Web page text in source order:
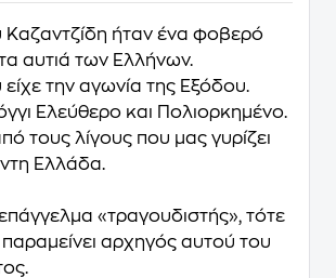
ήταν ένα φοβερό
αυτιά των Ελλήνων.
την αγωνία της Εξόδου.
Ελεύθερο και Πολιορκημένο.
τους λίγους που μας γυρίζει
Ελλάδα.
«τραγουδιστής», τότε
παραμείνει αρχηγός αυτού του